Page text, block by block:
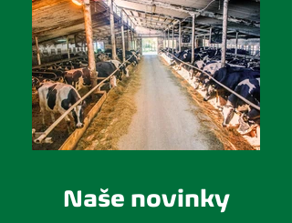
Naše novinky